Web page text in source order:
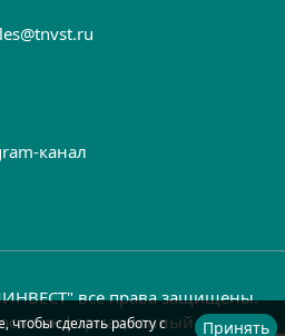
канал
все права защищены.
информационный характер
сделать работу с
Принять